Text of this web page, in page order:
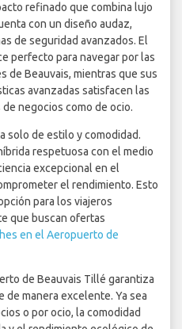
refinado que combina lujo
con un diseño audaz,
de seguridad avanzados. El
perfecto para navegar por las
de Beauvais, mientras que sus
avanzadas satisfacen las
negocios como de ocio.
solo de estilo y comodidad.
respetuosa con el medio
excepcional en el
el rendimiento. Esto
para los viajeros
que buscan ofertas
en el Aeropuerto de
de Beauvais Tillé garantiza
de manera excelente. Ya sea
o por ocio, la comodidad